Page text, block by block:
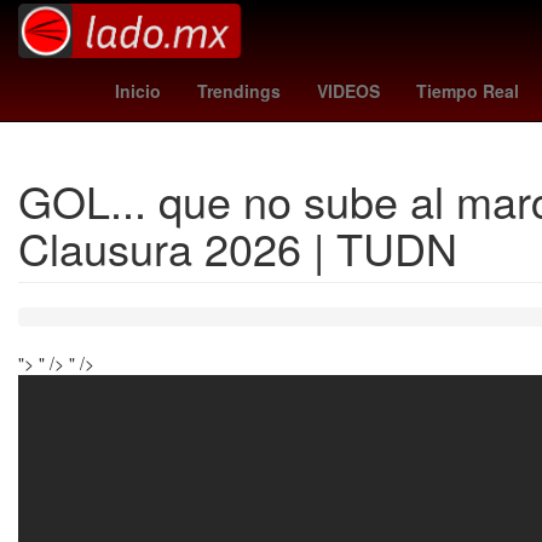
Inicio Trendings VIDEOS Tiempo Real
leon fc fortaleza - palmeiras
GOL... que no sube al
Clausura 2026 | TUDN
"> " /> " />